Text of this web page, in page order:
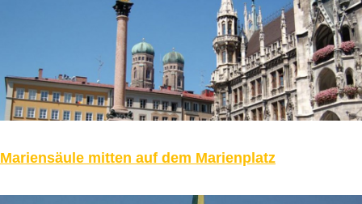
Mariensäule mitten auf dem Marienplatz